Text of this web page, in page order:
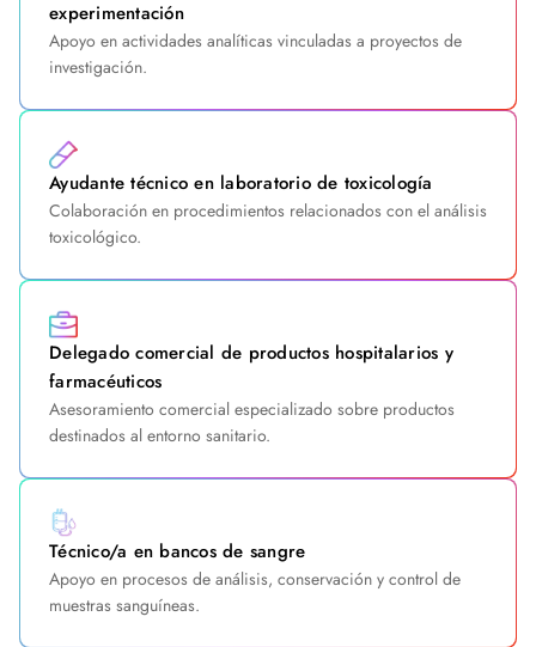
experimentación
Apoyo en actividades analíticas vinculadas a proyectos de
investigación.
Ayudante técnico en laboratorio de toxicología
Colaboración en procedimientos relacionados con el análisis
toxicológico.
Delegado comercial de productos hospitalarios y
farmacéuticos
Asesoramiento comercial especializado sobre productos
destinados al entorno sanitario.
Técnico/a en bancos de sangre
Apoyo en procesos de análisis, conservación y control de
muestras sanguíneas.